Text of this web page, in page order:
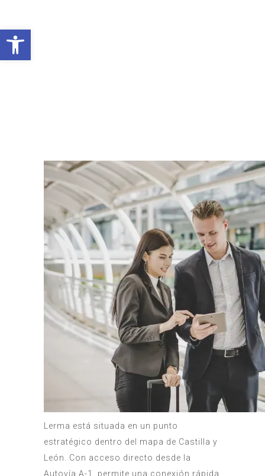
Lerma está situada en un punto
estratégico dentro del mapa de Castilla y
León. Con acceso directo desde la
Autovía A-1, permite una conexión rápida
Abrir barra de herramientas